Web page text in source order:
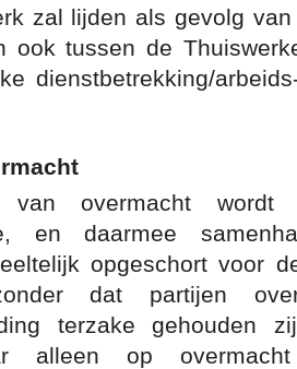
zal lijden als gevolg
ook tussen de
dienstbetrekking/
van overmacht
en daarmee
opgeschort voor
dat partijen
terzake gehouden
alleen op